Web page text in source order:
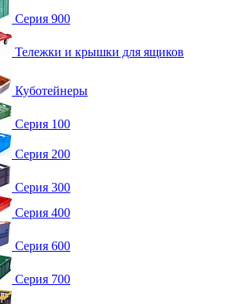
Серия 900
Тележки и крышки для ящиков
Куботейнеры
Серия 100
Серия 200
Серия 300
Серия 400
Серия 600
Серия 700